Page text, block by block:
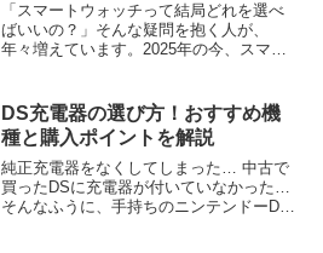
「スマートウォッチって結局どれを選べ
ばいいの？」そんな疑問を抱く人が、
年々増えています。2025年の今、スマー
近は“高機能で低価格”なモデルが続々登場
しています。この記...
DS充電器の選び方！おすすめ機
種と購入ポイントを解説
純正充電器をなくしてしまった… 中古で
買ったDSに充電器が付いていなかった…
そんなふうに、手持ちのニンテンドーDS